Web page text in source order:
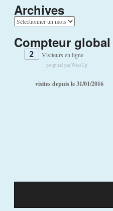
Archives
A
c
h
Compteur global
2 Visiteurs en ligne
propulsé parWassUp
visites depuis le 31/01/2016